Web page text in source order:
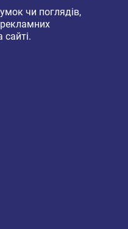
чи поглядів,
рекламних